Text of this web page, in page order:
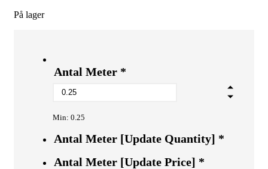
På lager
Antal Meter *
Min: 0.25
Antal Meter [Update Quantity] *
Antal Meter [Update Price] *